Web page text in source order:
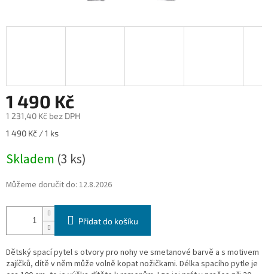
1 490 Kč
1 231,40 Kč bez DPH
Měrná
1 490 Kč / 1 ks
Skladem (3 ks)
Můžeme doručit do: 12.8.2026
Přidat do košíku
Dětský spací pytel s otvory pro nohy ve smetanové barvě a s motivem
zajíčků, dítě v něm může volně kopat nožičkami. Délka spacího pytle je